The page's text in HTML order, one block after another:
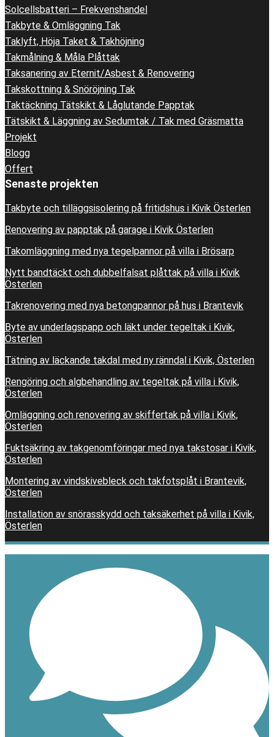
Solcellsbatteri – Frekvenshandel
Takbyte & Omläggning Tak
Taklyft, Höja Taket & Takhöjning
Takmålning & Måla Plåttak
Taksanering av Eternit/Asbest & Renovering
Takskottning & Snöröjning Tak
Taktäckning Tätskikt & Låglutande Papptak
Tätskikt & Läggning av Sedumtak / Tak med Gräsmatta
Projekt
Blogg
Offert
Senaste projekten
Takbyte och tilläggsisolering på fritidshus i Kivik Österlen
Renovering av papptak på garage i Kivik Österlen
Takomläggning med nya tegelpannor på villa i Brösarp
Nytt bandtäckt och dubbelfalsat plåttak på villa i Kivik
Österlen
Takrenovering med nya betongpannor på hus i Brantevik
Byte av underlagspapp och läkt under tegeltak i Kivik,
Österlen
Tätning av läckande takdal med ny ränndal i Kivik, Österlen
Rengöring och algbehandling av tegeltak på villa i Kivik,
Österlen
Omläggning och renovering av skiffertak på villa i Kivik,
Österlen
Fuktsäkring av takgenomföringar med nya takstosar i Kivik,
Österlen
Montering av vindskivebleck och takfotsplåt i Brantevik,
Österlen
Installation av snörasskydd och taksäkerhet på villa i Kivik,
Österlen